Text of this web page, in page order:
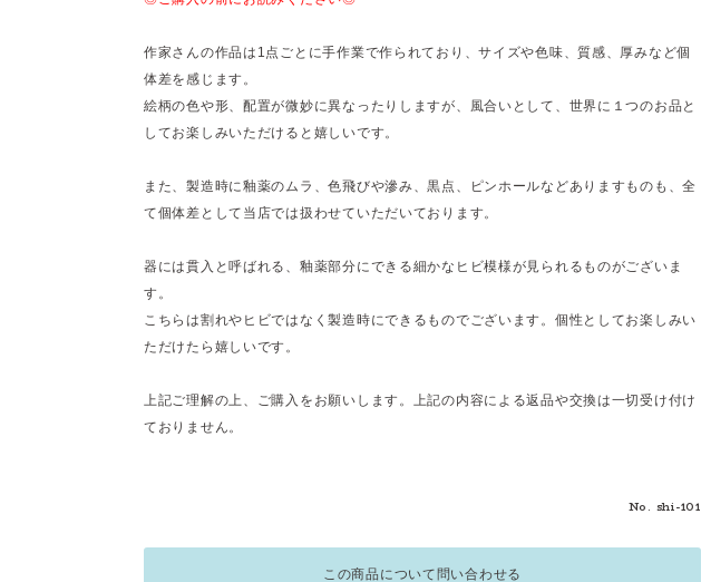
作家さんの作品は1点ごとに手作業で作られており、サイズや色味、質感、厚みなど個
体差を感じます。
絵柄の色や形、配置が微妙に異なったりしますが、風合いとして、世界に１つのお品と
してお楽しみいただけると嬉しいです。
また、製造時に釉薬のムラ、色飛びや滲み、黒点、ピンホールなどありますものも、全
て個体差として当店では扱わせていただいております。
器には貫入と呼ばれる、釉薬部分にできる細かなヒビ模様が見られるものがございま
す。
こちらは割れやヒビではなく製造時にできるものでございます。個性としてお楽しみい
ただけたら嬉しいです。
上記ご理解の上、ご購入をお願いします。上記の内容による返品や交換は一切受け付け
ておりません。
No. shi-101
この商品について問い合わせる